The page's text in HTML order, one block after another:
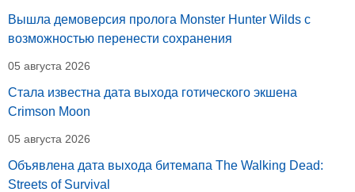
Вышла демоверсия пролога Monster Hunter Wilds с
возможностью перенести сохранения
05 августа 2026
Стала известна дата выхода готического экшена
Crimson Moon
05 августа 2026
Объявлена дата выхода битемапа The Walking Dead:
Streets of Survival